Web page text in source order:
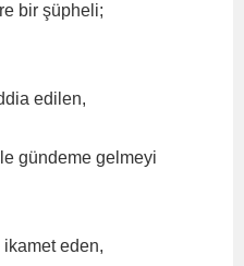
bir şüpheli;
edilen,
gündeme gelmeyi
eden,